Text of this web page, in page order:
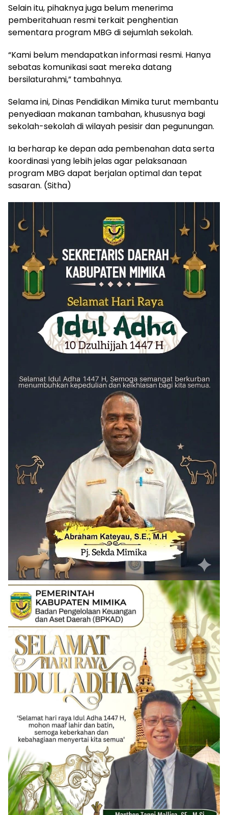
Selain itu, pihaknya juga belum menerima
pemberitahuan resmi terkait penghentian
sementara program MBG di sejumlah sekolah.
“Kami belum mendapatkan informasi resmi. Hanya
sebatas komunikasi saat mereka datang
bersilaturahmi,” tambahnya.
Selama ini, Dinas Pendidikan Mimika turut membantu
penyediaan makanan tambahan, khususnya bagi
sekolah-sekolah di wilayah pesisir dan pegunungan.
Ia berharap ke depan ada pembenahan data serta
koordinasi yang lebih jelas agar pelaksanaan
program MBG dapat berjalan optimal dan tepat
sasaran. (Sitha)